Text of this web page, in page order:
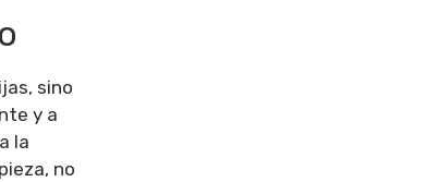
sino
y a
la
no